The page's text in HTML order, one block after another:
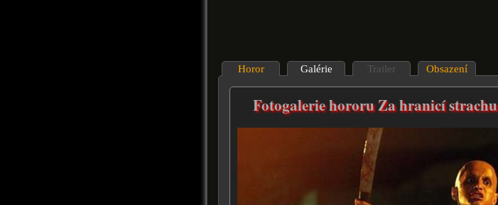
Horor Galérie Trailer Obsazení
Fotogalerie hororu Za hranicí strachu